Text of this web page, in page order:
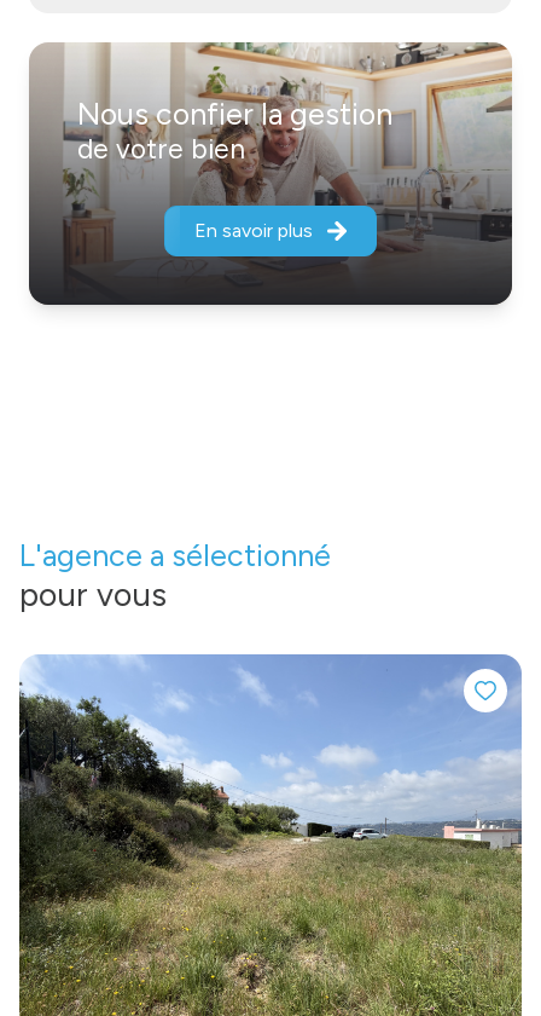
Nous confier la gestion
de votre bien
En savoir plus
L'agence a sélectionné
pour vous